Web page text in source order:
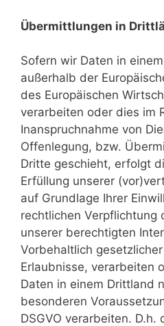
Übermittlungen in
Sofern wir Daten in
außerhalb der
des Europäischen
verarbeiten oder dies im
Inanspruchnahme von
Offenlegung, bzw.
Dritte geschieht, erfolgt
Erfüllung unserer
auf Grundlage Ihrer
rechtlichen Verpflichtung
unserer berechtigten
Vorbehaltlich
Erlaubnisse, verarbeiten
Daten in einem Drittland
besonderen
DSGVO verarbeiten. D.h.